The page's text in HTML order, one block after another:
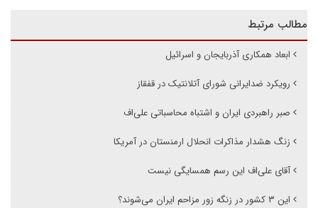
مطالب مرتبط
ابعاد همکاری آذربایجان و اسرائیل
رویکرد ضدایرانی شورای آتلانتیک در قفقاز
صبر راهبردی ایران و اشتباه محاسباتی علی‌اف
زنگ هشدار مذاکرات انحلال ارمنستان در آمریکا
آقای علی‌اف این رسم همسایگی نیست
این ۳ کشور در زنگه زور مزاحم ایران می‌شوند؟